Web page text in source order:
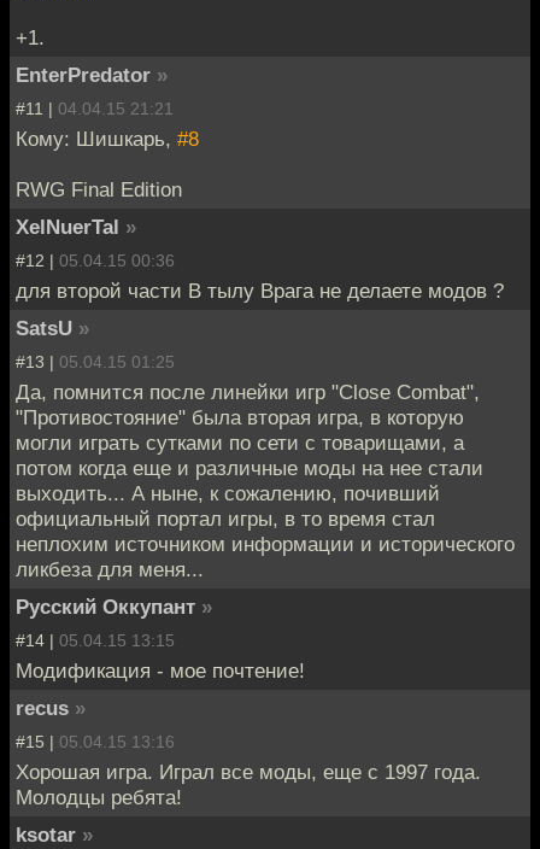
+1.
EnterPredator »
#11 | 04.04.15 21:21
Кому: Шишкарь, #8
RWG Final Edition
XelNuerTal »
#12 | 05.04.15 00:36
для второй части В тылу Врага не делаете модов ?
SatsU »
#13 | 05.04.15 01:25
Да, помнится после линейки игр "Close Combat",
"Противостояние" была вторая игра, в которую
могли играть сутками по сети с товарищами, а
потом когда еще и различные моды на нее стали
выходить... А ныне, к сожалению, почивший
официальный портал игры, в то время стал
неплохим источником информации и исторического
ликбеза для меня...
Русский Оккупант »
#14 | 05.04.15 13:15
Модификация - мое почтение!
recus »
#15 | 05.04.15 13:16
Хорошая игра. Играл все моды, еще с 1997 года.
Молодцы ребята!
ksotar »